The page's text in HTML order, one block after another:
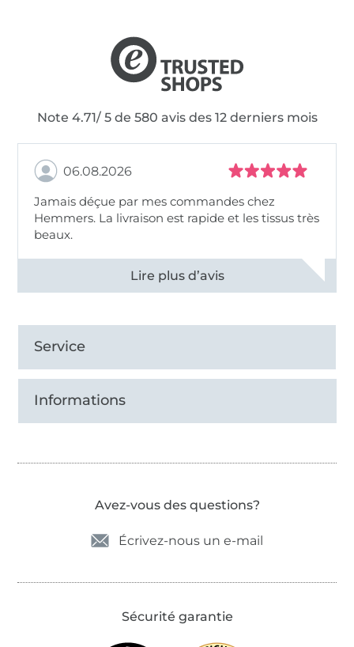
Note 4.71/ 5 de 580 avis des 12 derniers mois
06.08.2026
Jamais déçue par mes commandes chez
Hemmers. La livraison est rapide et les tissus très
beaux.
Voir tous les 11496 commentaires
Service
Informations
Avez-vous des questions?
Écrivez-nous un e-mail
Sécurité garantie